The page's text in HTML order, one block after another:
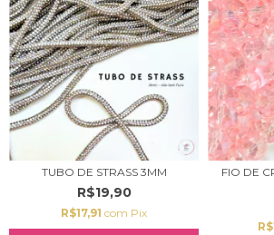
TUBO DE STRASS 3MM
R$19,90
R$17,91 com Pix
FIO DE